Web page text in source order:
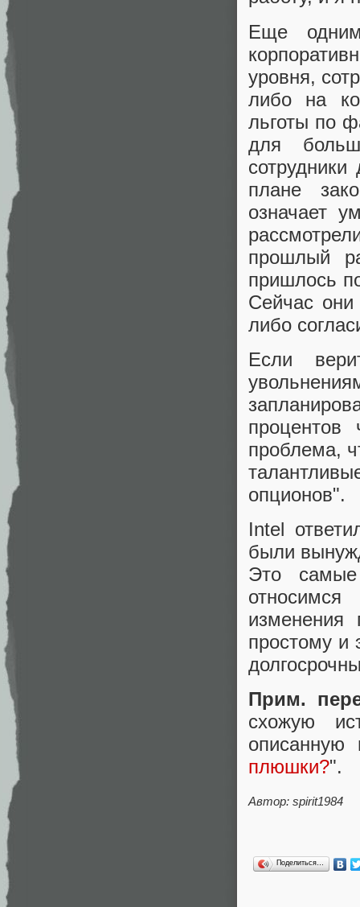
Еще
уровня,
либо на
льготы по
для
плане
означает
прошлый
пришлось
Сейчас они
либо
Если
процентов
проблема,
опционов".
Intel
были
Это
изменения
простому и
Прим.
схожую
описанную
плюшки?".
Автор: spirit1984
Поделиться…